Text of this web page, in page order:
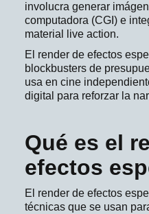
involucra generar
computadora (CGI) e
material live action.
El render de efectos
blockbusters de
usa en cine
digital para reforzar la
Qué es el
efectos
El render de efectos
técnicas que se usan